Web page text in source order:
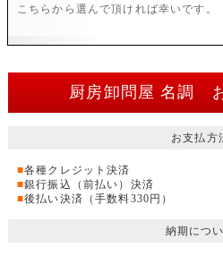
こちらから選んで頂ければ幸いです。
厨房卸問屋 名調
お支払方
■各種クレジット決済
■銀行振込（前払い）決済
■後払い決済（手数料330円）
納期につ